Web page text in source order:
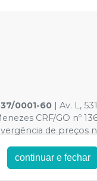
0001-60 | Av. L,
CRF/GO nº
de preços
continuar e fechar